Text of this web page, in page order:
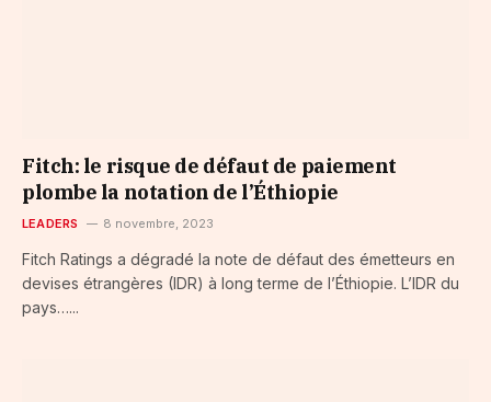
Fitch: le risque de défaut de paiement
plombe la notation de l’Éthiopie
LEADERS 8 novembre, 2023
Fitch Ratings a dégradé la note de défaut des émetteurs en
devises étrangères (IDR) à long terme de l’Éthiopie. L’IDR du
pays…...